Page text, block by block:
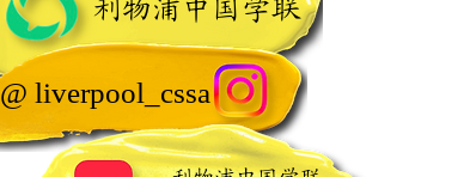
利物浦中国学联
@ liverpool_cssa